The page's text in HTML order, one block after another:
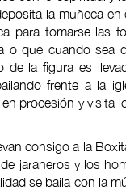
la muñeca
para tomarse las
que cuando sea
de la figura es
frente a la
procesión y visita
consigo a la
jaraneros y los
se baila con la